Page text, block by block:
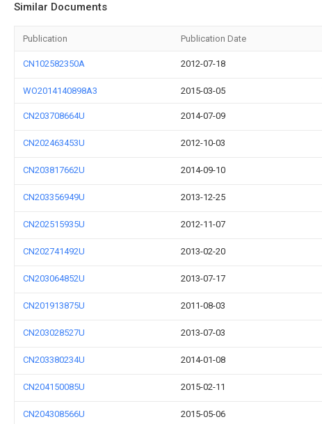
Similar Documents
Publication Publication Date
CN102582350A 2012-07-18
WO2014140898A3 2015-03-05
CN203708664U 2014-07-09
CN202463453U 2012-10-03
CN203817662U 2014-09-10
CN203356949U 2013-12-25
CN202515935U 2012-11-07
CN202741492U 2013-02-20
CN203064852U 2013-07-17
CN201913875U 2011-08-03
CN203028527U 2013-07-03
CN203380234U 2014-01-08
CN204150085U 2015-02-11
CN204308566U 2015-05-06